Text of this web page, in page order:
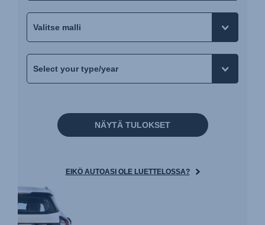
NÄYTÄ TULOKSET
EIKÖ AUTOASI OLE LUETTELOSSA?